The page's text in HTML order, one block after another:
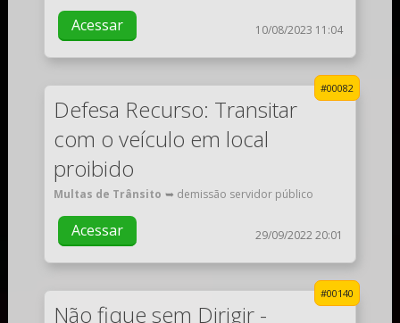
Acessar 10/08/2023 11:04
#00082
Defesa Recurso: Transitar
com o veículo em local
proibido
Multas de Trânsito ➥ demissão servidor público
Acessar 29/09/2022 20:01
#00140
Não fique sem Dirigir -